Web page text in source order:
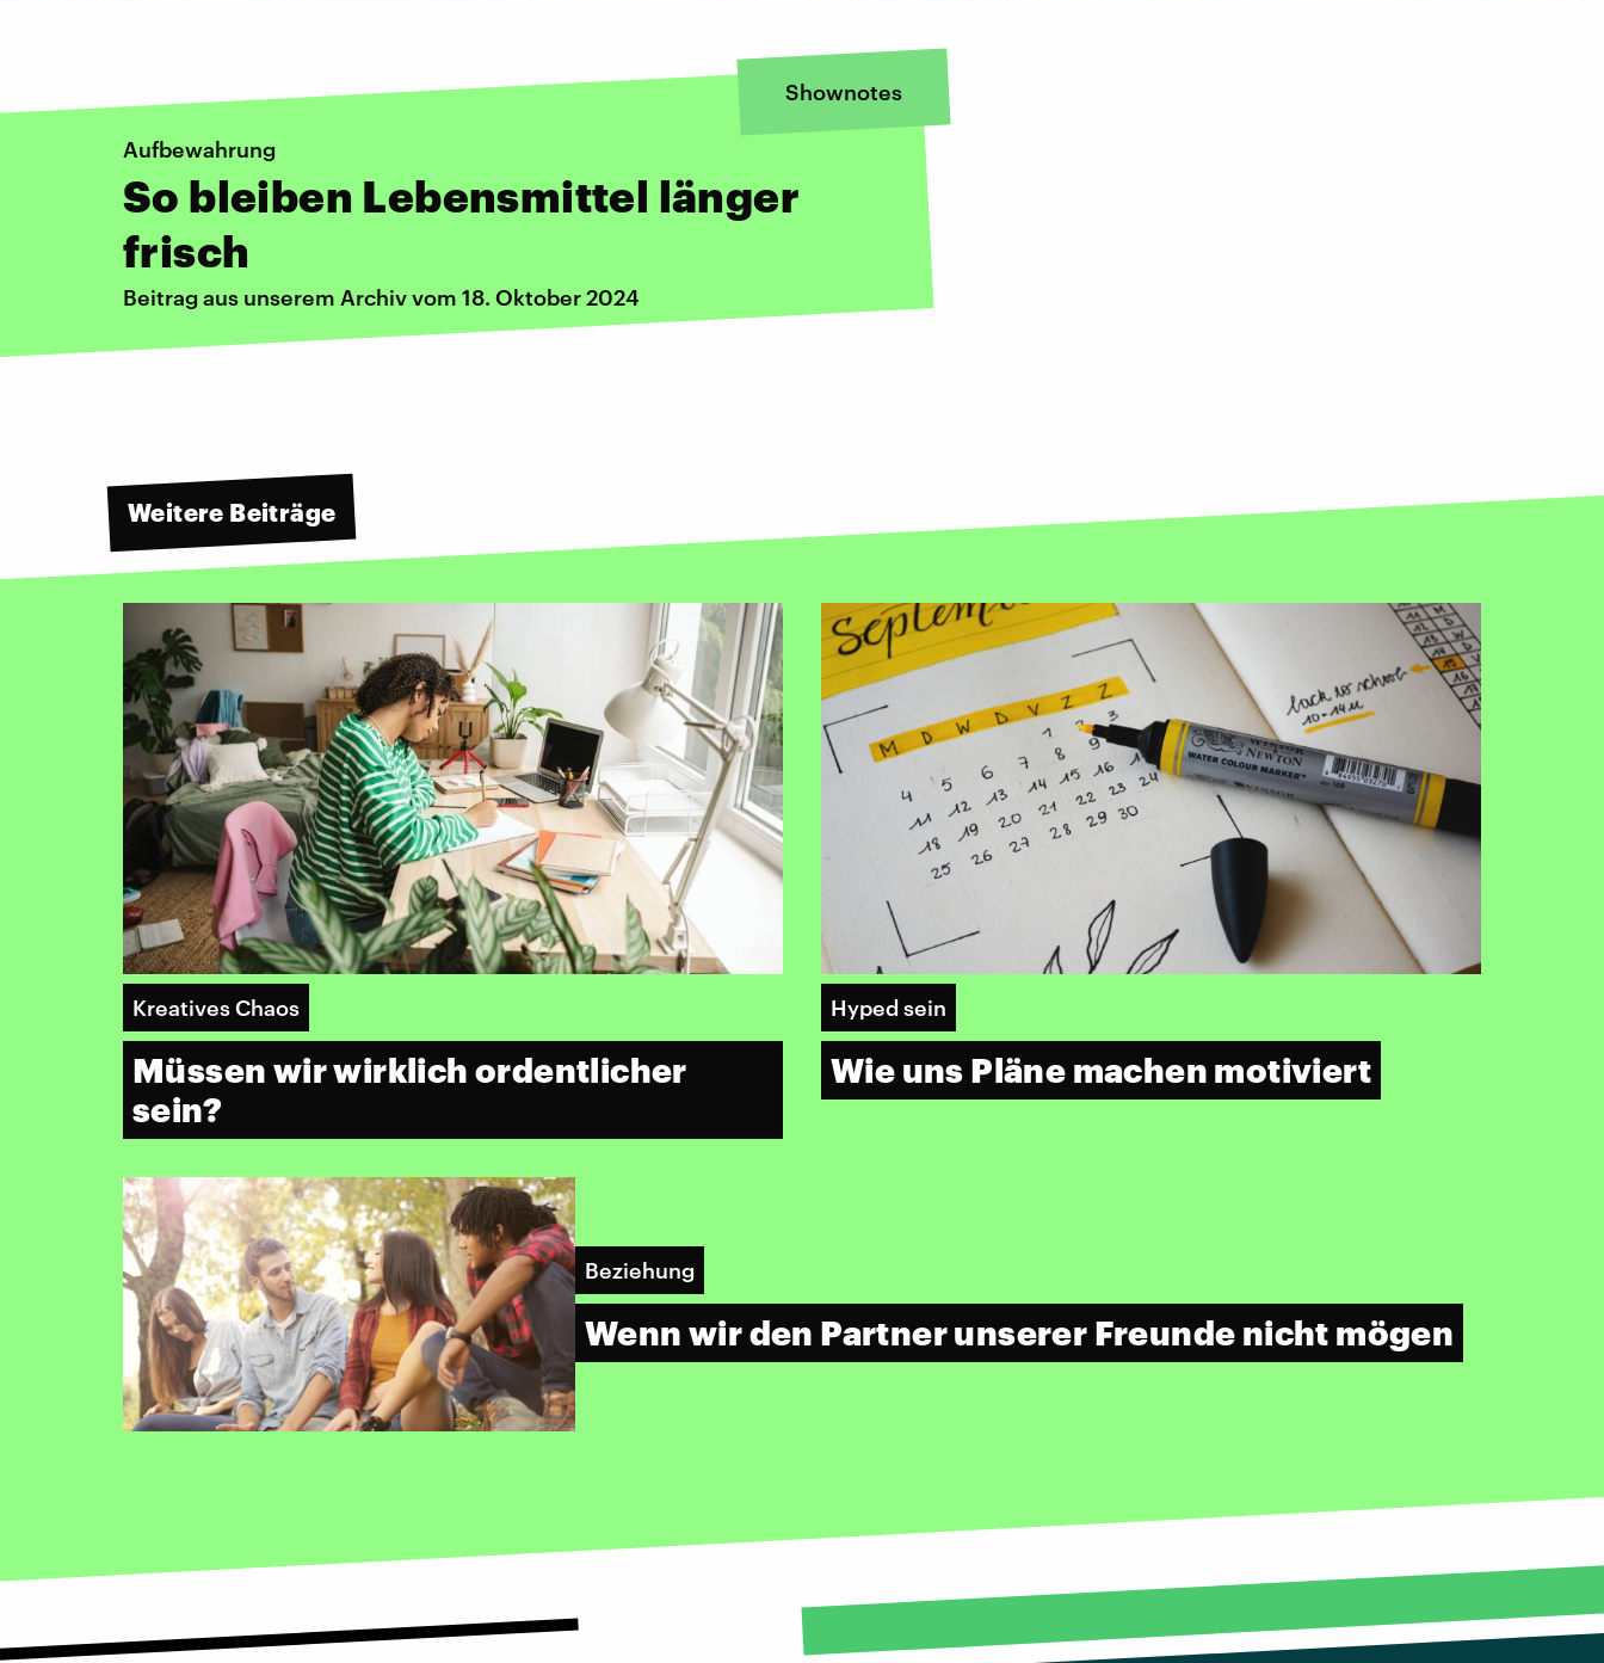
Shownotes
Aufbewahrung
So bleiben Lebensmittel länger
frisch
Beitrag aus unserem Archiv vom 18. Oktober 2024
Weitere Beiträge
Kreatives Chaos
Müssen wir wirklich ordentlicher
sein?
Hyped sein
Wie uns Pläne machen motiviert
Beziehung
Wenn wir den Partner unserer Freunde nicht mögen